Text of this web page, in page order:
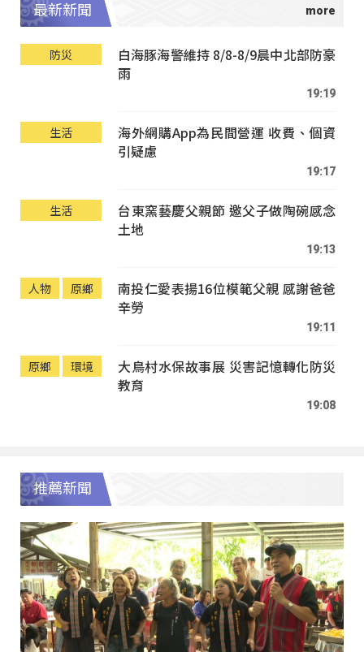
最新新聞
防災
白海豚海警維持 8/8-8/9晨中北部防豪
雨
19:19
生活
海外網購App為民間營運 收費、個資
引疑慮
19:17
生活
台東窯藝慶父親節 邀父子做陶碗感念
土地
19:13
人物 原鄉
南投仁愛表揚16位模範父親 感謝爸爸
辛勞
19:11
原鄉 環境
大鳥村水保故事展 災害記憶轉化防災
教育
19:08
推薦新聞